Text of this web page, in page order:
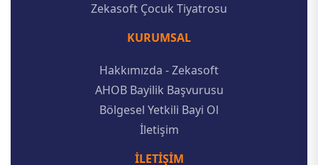
Zekasoft Çocuk Tiyatrosu
KURUMSAL
Hakkımızda - Zekasoft
AHOB Bayilik Başvurusu
Bölgesel Yetkili Bayi Ol
İletişim
İLETIŞIM